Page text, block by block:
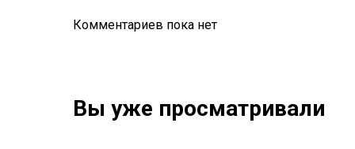
Комментариев пока нет
Вы уже просматривали